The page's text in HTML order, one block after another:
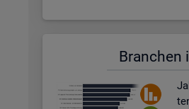
Bran­chen